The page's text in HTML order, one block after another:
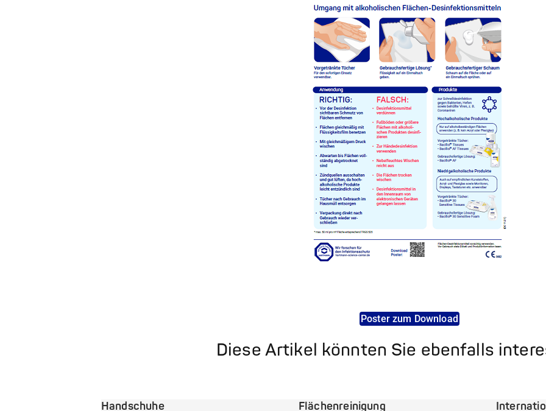
Poster zum Download
Diese Artikel könnten Sie ebenfalls
Handschuhe Flächenreinigung